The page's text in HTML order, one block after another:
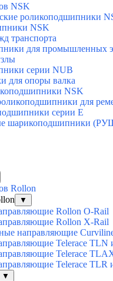
NSK
роликоподшипники
NSK
транспорта
для промышленных
серии NUB
для опоры валка
NSK
для
серии E
шарикоподшипники
Rollon
▼
Rollon O-Rail
Rollon X-Rail
направляющие
Telerace TLN
Telerace
Telerace TLR
▼